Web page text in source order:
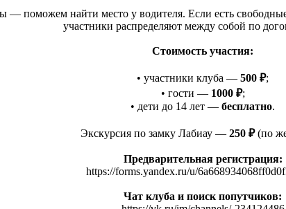
поможем найти место у водителя. Если есть
участники распределяют между собой по
Стоимость участия:
• участники клуба — 500 ₽;
• гости — 1000 ₽;
• дети до 14 лет — бесплатно.
Экскурсия по замку Лабиау — 250 ₽ (по
Предварительная регистрация:
https://forms.yandex.ru/u/
Чат клуба и поиск попутчиков: